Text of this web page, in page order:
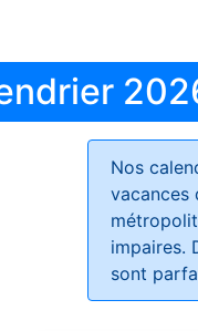
Nos
vacances
impaires.
sont